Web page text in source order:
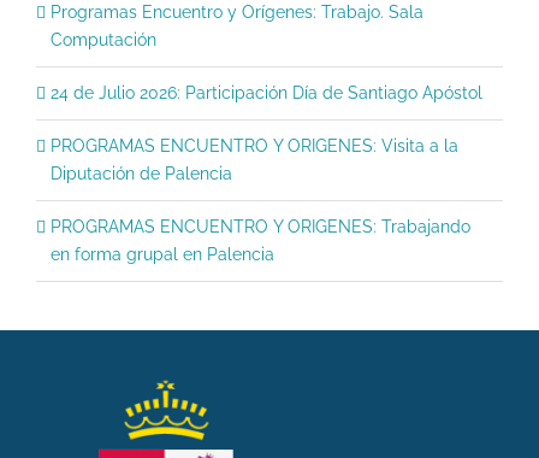
Programas Encuentro y Orígenes: Trabajo. Sala
Computación
24 de Julio 2026: Participación Día de Santiago Apóstol
PROGRAMAS ENCUENTRO Y ORIGENES: Visita a la
Diputación de Palencia
PROGRAMAS ENCUENTRO Y ORIGENES: Trabajando
en forma grupal en Palencia